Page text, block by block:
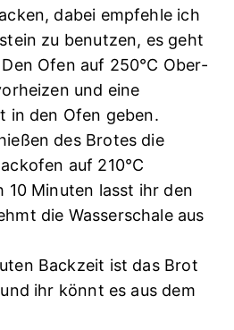
dabei empfehle ich
zu benutzen, es geht
Ofen auf 250°C Ober-
und eine
in den Ofen geben.
des Brotes die
auf 210°C
10 Minuten lasst ihr den
die Wasserschale aus
Backzeit ist das Brot
ihr könnt es aus dem